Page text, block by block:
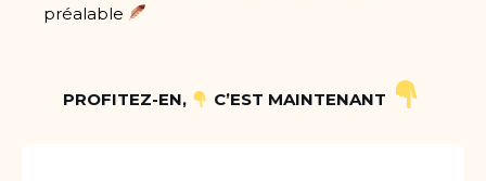
préalable
PROFITEZ-EN, C’EST MAINTENANT